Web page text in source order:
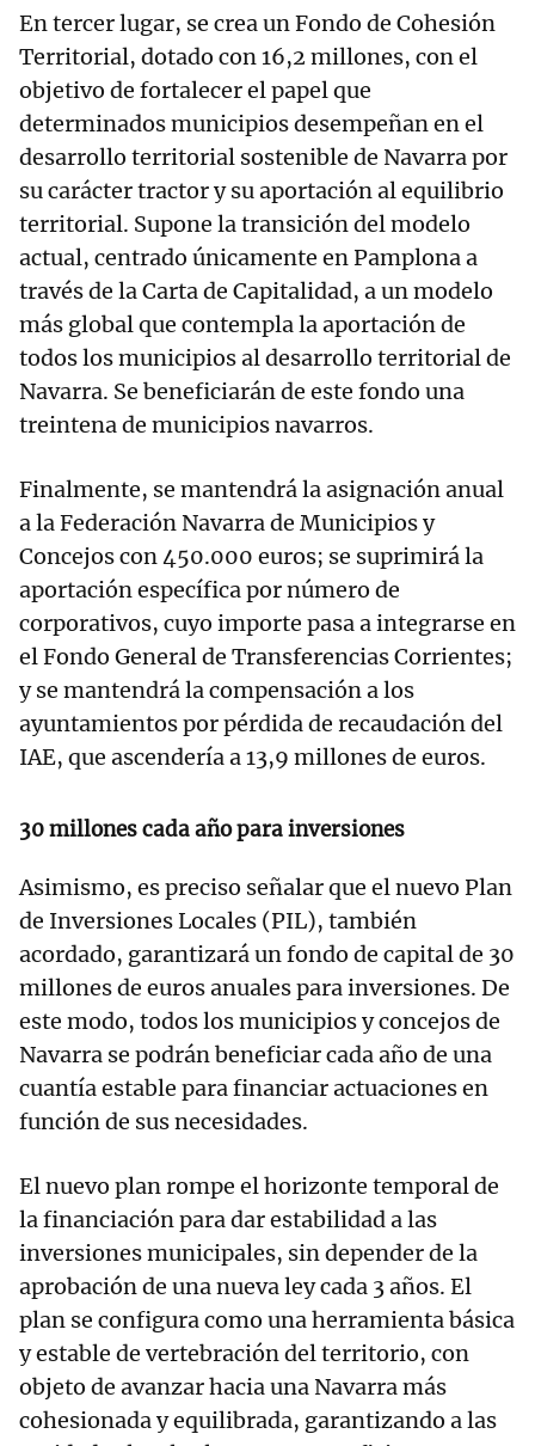
En tercer lugar, se crea un Fondo de Cohesión
Territorial, dotado con 16,2 millones, con el
objetivo de fortalecer el papel que
determinados municipios desempeñan en el
desarrollo territorial sostenible de Navarra por
su carácter tractor y su aportación al equilibrio
territorial. Supone la transición del modelo
actual, centrado únicamente en Pamplona a
través de la Carta de Capitalidad, a un modelo
más global que contempla la aportación de
todos los municipios al desarrollo territorial de
Navarra. Se beneficiarán de este fondo una
treintena de municipios navarros.
Finalmente, se mantendrá la asignación anual
a la Federación Navarra de Municipios y
Concejos con 450.000 euros; se suprimirá la
aportación específica por número de
corporativos, cuyo importe pasa a integrarse en
el Fondo General de Transferencias Corrientes;
y se mantendrá la compensación a los
ayuntamientos por pérdida de recaudación del
IAE, que ascendería a 13,9 millones de euros.
30 millones cada año para inversiones
Asimismo, es preciso señalar que el nuevo Plan
de Inversiones Locales (PIL), también
acordado, garantizará un fondo de capital de 30
millones de euros anuales para inversiones. De
este modo, todos los municipios y concejos de
Navarra se podrán beneficiar cada año de una
cuantía estable para financiar actuaciones en
función de sus necesidades.
El nuevo plan rompe el horizonte temporal de
la financiación para dar estabilidad a las
inversiones municipales, sin depender de la
aprobación de una nueva ley cada 3 años. El
plan se configura como una herramienta básica
y estable de vertebración del territorio, con
objeto de avanzar hacia una Navarra más
cohesionada y equilibrada, garantizando a las